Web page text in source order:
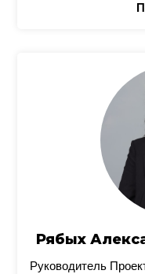
Рябых
Руководитель